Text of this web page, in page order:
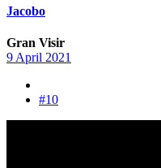
Jacobo
Gran Visir
9 April 2021
#10